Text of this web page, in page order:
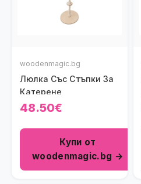
woodenmagic.bg
Люлка Със Стъпки За
Катерене
48.50€
Купи от
woodenmagic.bg →